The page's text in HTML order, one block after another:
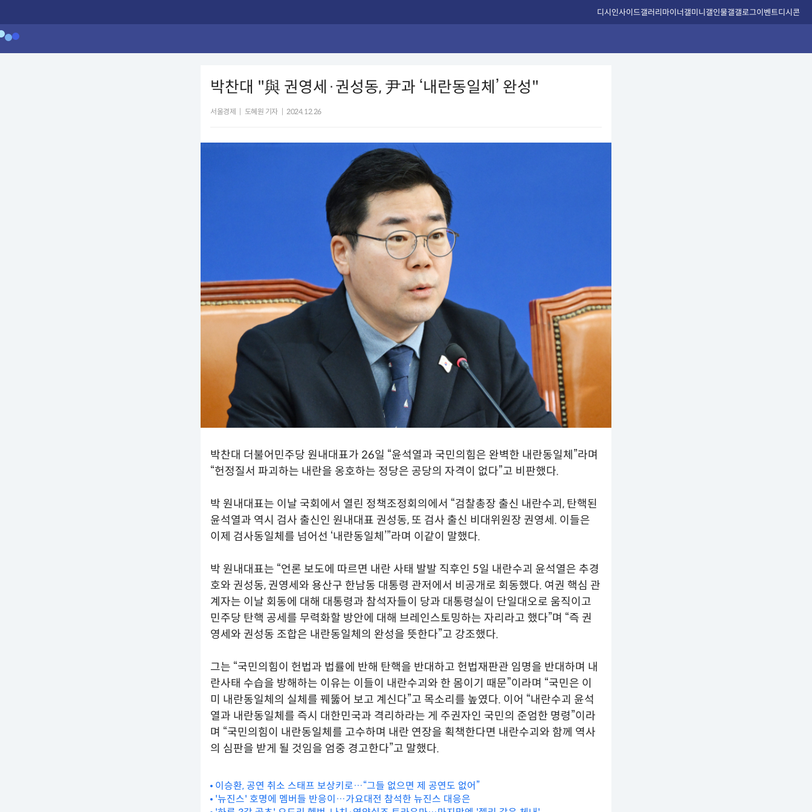
디시인사이드갤러리마이너갤미니갤인물갤갤로그이벤트디시콘
박찬대 "與 권영세·권성동, 尹과 ‘내란동일체’ 완성"
서울경제 도혜원 기자 2024.12.26
박찬대 더불어민주당 원내대표가 26일 “윤석열과 국민의힘은 완벽한 내란동일체”라며
“헌정질서 파괴하는 내란을 옹호하는 정당은 공당의 자격이 없다”고 비판했다.
박 원내대표는 이날 국회에서 열린 정책조정회의에서 “검찰총장 출신 내란수괴, 탄핵된
윤석열과 역시 검사 출신인 원내대표 권성동, 또 검사 출신 비대위원장 권영세. 이들은
이제 검사동일체를 넘어선 ‘내란동일체’”라며 이같이 말했다.
박 원내대표는 “언론 보도에 따르면 내란 사태 발발 직후인 5일 내란수괴 윤석열은 추경
호와 권성동, 권영세와 용산구 한남동 대통령 관저에서 비공개로 회동했다. 여권 핵심 관
계자는 이날 회동에 대해 대통령과 참석자들이 당과 대통령실이 단일대오로 움직이고
민주당 탄핵 공세를 무력화할 방안에 대해 브레인스토밍하는 자리라고 했다”며 “즉 권
영세와 권성동 조합은 내란동일체의 완성을 뜻한다”고 강조했다.
그는 “국민의힘이 헌법과 법률에 반해 탄핵을 반대하고 헌법재판관 임명을 반대하며 내
란사태 수습을 방해하는 이유는 이들이 내란수괴와 한 몸이기 때문”이라며 “국민은 이
미 내란동일체의 실체를 꿰뚫어 보고 계신다”고 목소리를 높였다. 이어 “내란수괴 윤석
열과 내란동일체를 즉시 대한민국과 격리하라는 게 주권자인 국민의 준엄한 명령”이라
며 “국민의힘이 내란동일체를 고수하며 내란 연장을 획책한다면 내란수괴와 함께 역사
의 심판을 받게 될 것임을 엄중 경고한다”고 말했다.
이승환, 공연 취소 스태프 보상키로…“그들 없으면 제 공연도 없어”
'뉴진스' 호명에 멤버들 반응이…가요대전 참석한 뉴진스 대응은